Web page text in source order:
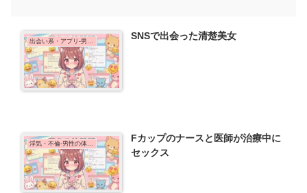
出会い系・アプリ-男性の体験談 SNSで出会った清楚美女
浮気・不倫-男性の体験談
Fカップのナースと医師が治療中に
セックス